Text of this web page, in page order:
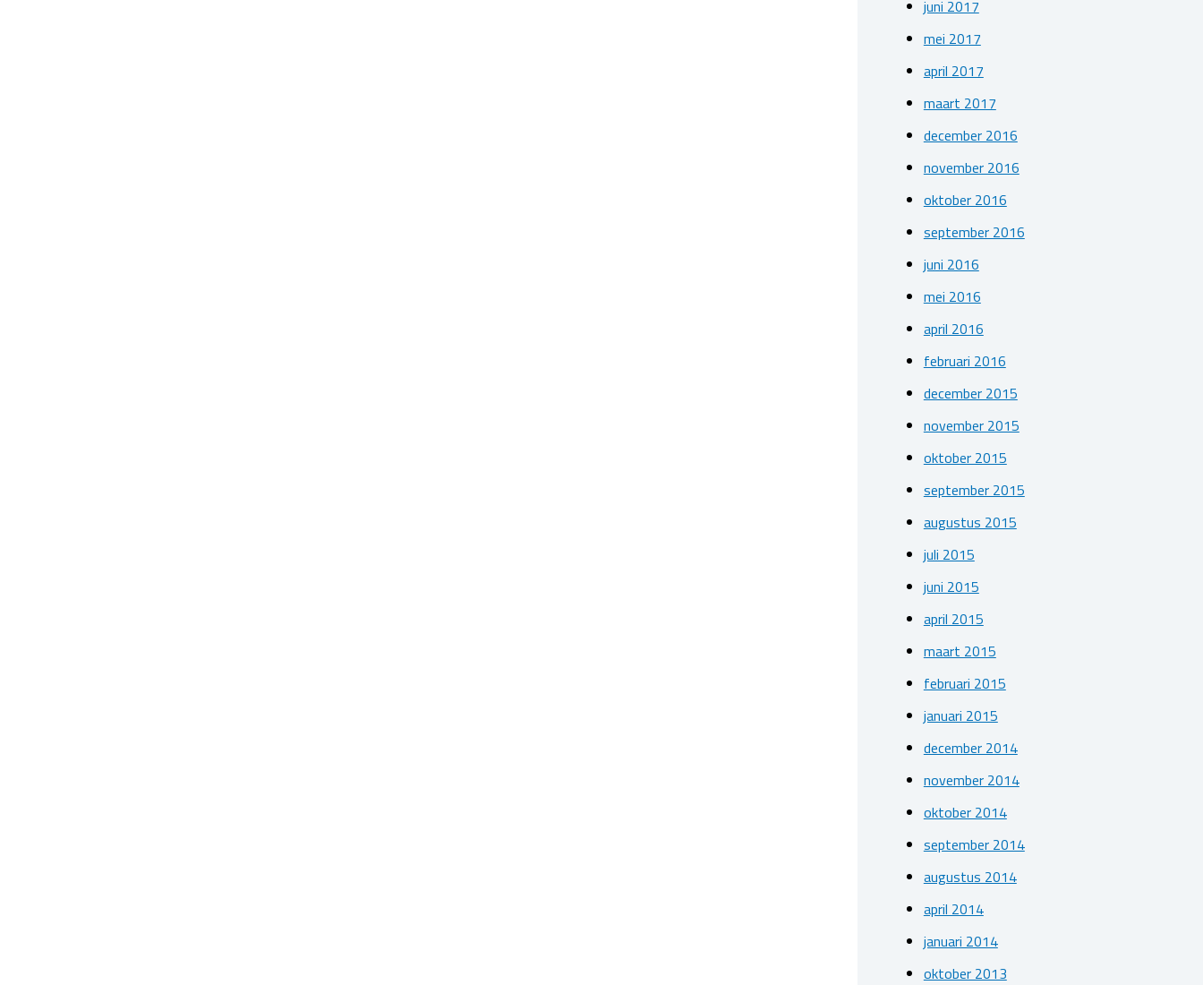
juni 2017
mei 2017
april 2017
maart 2017
december 2016
november 2016
oktober 2016
september 2016
juni 2016
mei 2016
april 2016
februari 2016
december 2015
november 2015
oktober 2015
september 2015
augustus 2015
juli 2015
juni 2015
april 2015
maart 2015
februari 2015
januari 2015
december 2014
november 2014
oktober 2014
september 2014
augustus 2014
april 2014
januari 2014
oktober 2013